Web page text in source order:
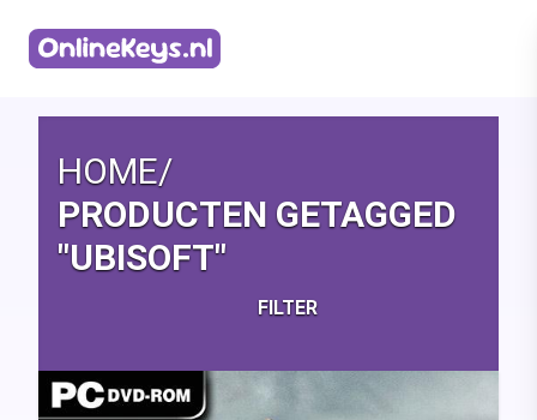
HOME/
PRODUCTEN GETAGGED
"UBISOFT"
FILTER